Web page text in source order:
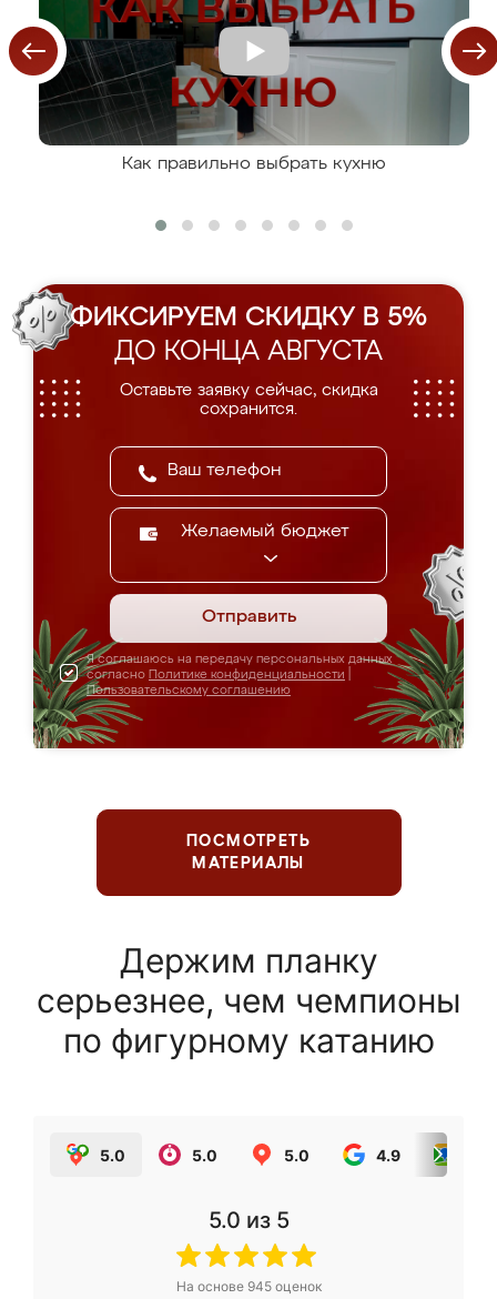
Как правильно выбрать кухню
ФИКСИРУЕМ СКИДКУ В 5%
ДО КОНЦА АВГУСТА
Оставьте заявку сейчас, скидка
сохранится.
Желаемый бюджет
Отправить
Я соглашаюсь на передачу персональных данных
согласно Политике конфиденциальности
Пользовательскому соглашению
ПОСМОТРЕТЬ
МАТЕРИАЛЫ
Держим планку
серьезнее, чем чемпионы
по фигурному катанию
5.0 5.0 5.0 4.9
5.0 из 5
На основе 945оценок